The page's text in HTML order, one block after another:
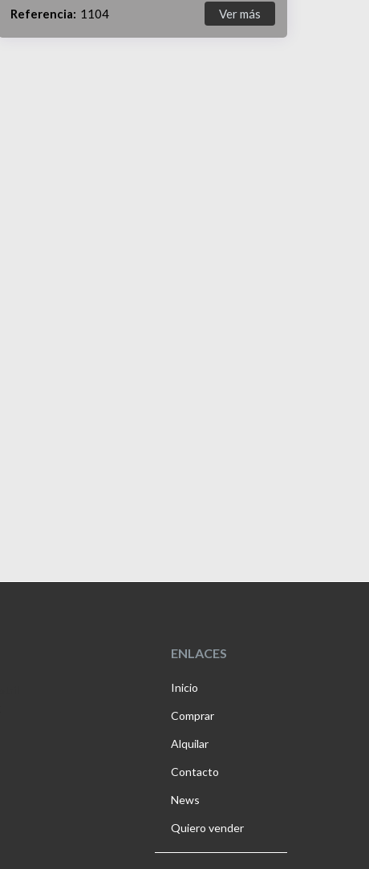
Referencia: 1104 Ver más
ENLACES
Inicio
Comprar
Alquilar
Contacto
News
Quiero vender